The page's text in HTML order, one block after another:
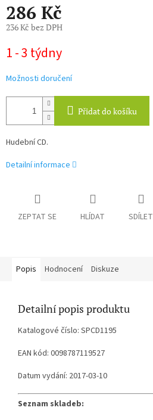
286 Kč
236 Kč bez DPH
cena:
1 - 3 týdny
Možnosti doručení
Přidat do košíku
Hudební CD.
Detailní informace
ZEPTAT SE HLÍDAT SDÍLET
Popis Hodnocení Diskuze
Detailní popis produktu
Katalogové číslo: SPCD1195
EAN kód: 0098787119527
Datum vydání: 2017-03-10
Seznam skladeb: